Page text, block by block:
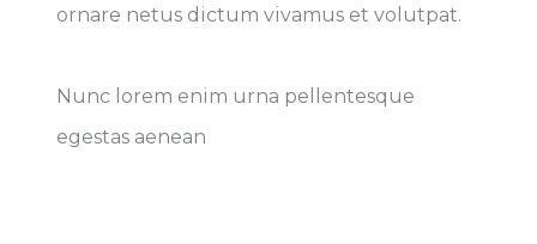
ornare netus dictum vivamus et volutpat.
Nunc lorem enim urna pellentesque
egestas aenean